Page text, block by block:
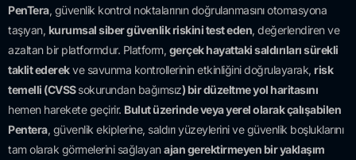
PenTera, güvenlik kontrol noktalarının doğrulanmasını otomasyona
taşıyan, kurumsal siber güvenlik riskini test eden, değerlendiren ve
azaltan bir platformdur. Platform, gerçek hayattaki saldırıları sürekli
taklit ederekve savunma kontrollerinin etkinliğini doğrulayarak, risk
temelli (CVSSsokurundan bağımsız) bir düzeltme yol haritasını
hemen harekete geçirir. Bulut üzerinde veya yerel olarak çalışabilen
Pentera, güvenlik ekiplerine, saldırı yüzeylerini ve güvenlik boşluklarını
tam olarak görmelerini sağlayanajan gerektirmeyen bir yaklaşım